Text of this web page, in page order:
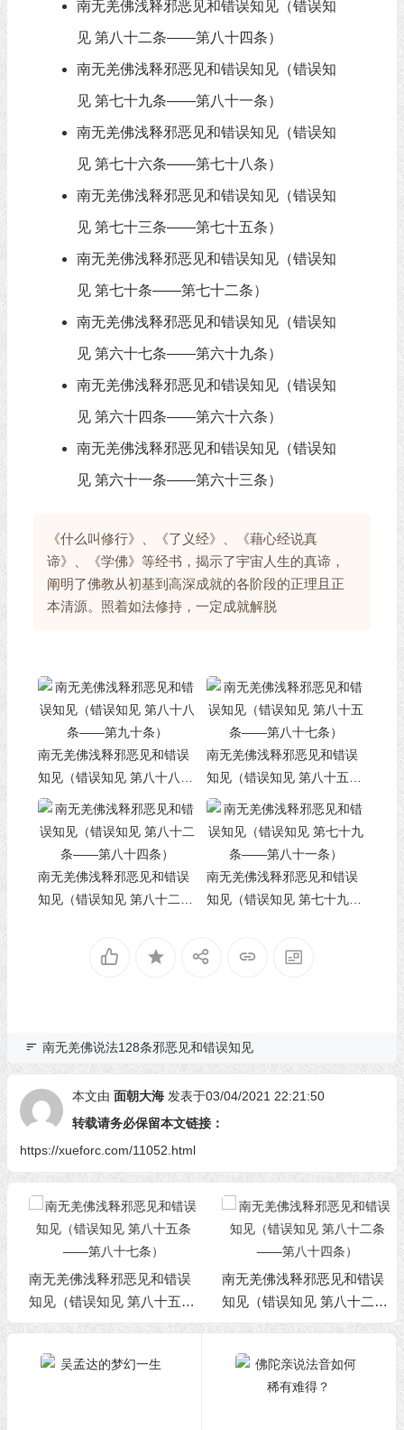
南无羌佛浅释邪恶见和错误知见（错误知
见 第八十二条——第八十四条）
南无羌佛浅释邪恶见和错误知见（错误知
见 第七十九条——第八十一条）
南无羌佛浅释邪恶见和错误知见（错误知
见 第七十六条——第七十八条）
南无羌佛浅释邪恶见和错误知见（错误知
见 第七十三条——第七十五条）
南无羌佛浅释邪恶见和错误知见（错误知
见 第七十条——第七十二条）
南无羌佛浅释邪恶见和错误知见（错误知
见 第六十七条——第六十九条）
南无羌佛浅释邪恶见和错误知见（错误知
见 第六十四条——第六十六条）
南无羌佛浅释邪恶见和错误知见（错误知
见 第六十一条——第六十三条）
《什么叫修行》、《了义经》、《藉心经说真
谛》、《学佛》等经书，揭示了宇宙人生的真谛，
阐明了佛教从初基到高深成就的各阶段的正理且正
本清源。照着如法修持，一定成就解脱
南无羌佛浅释邪恶见和错误
知见（错误知见 第八十八条
——第九十条）
南无羌佛浅释邪恶见和错误
知见（错误知见 第八十五条
——第八十七条）
南无羌佛浅释邪恶见和错误
知见（错误知见 第八十二条
南无羌佛浅释邪恶见和错误
知见（错误知见 第七十九条
南无羌佛说法128条邪恶见和错误知见
本文由 面朝大海 发表于03/04/2021 22:21:50
转载请务必保留本文链接：
https://xueforc.com/11052.html
南无羌佛浅释邪恶见和错误
知见（错误知见 第八十五条
——第八十七条）
南无羌佛浅释邪恶见和错误
知见（错误知见 第八十二条
——第八十四条）